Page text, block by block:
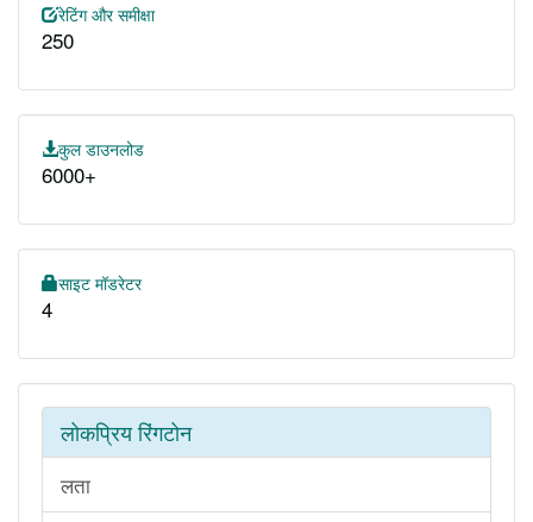
रेटिंग और समीक्षा
250
कुल डाउनलोड
6000+
साइट मॉडरेटर
4
लोकप्रिय रिंगटोन
लता